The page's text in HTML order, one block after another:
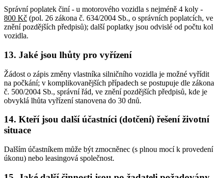
Správní poplatek činí - u motorového vozidla s nejméně 4 koly -
800 Kč (pol. 26 zákona č. 634/2004 Sb., o správních poplatcích, ve
znění pozdějších předpisů); další poplatky jsou odvislé od počtu kol
vozidla.
13. Jaké jsou lhůty pro vyřízení
Žádost o zápis změny vlastníka silničního vozidla je možné vyřídit
na počkání; v komplikovanějších případech se postupuje dle zákona
č. 500/2004 Sb., správní řád, ve znění pozdějších předpisů, kde je
obvyklá lhůta vyřízení stanovena do 30 dnů.
14. Kteří jsou další účastníci (dotčení) řešení životní
situace
Dalším účastníkem může být zmocněnec (s plnou mocí k provedení
úkonu) nebo leasingová společnost.